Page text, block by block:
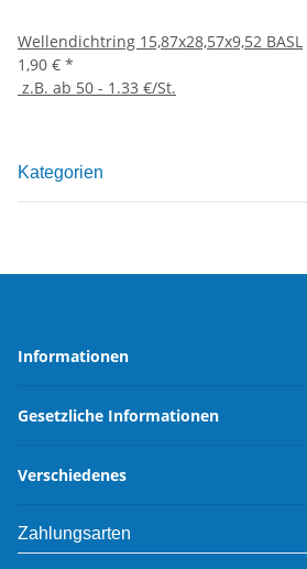
Wellendichtring 15,87x28,57x9,52 BASL
1,90 € *
z.B. ab 50 - 1.33 €/St.
Kategorien
Informationen
Gesetzliche Informationen
Verschiedenes
Zahlungsarten